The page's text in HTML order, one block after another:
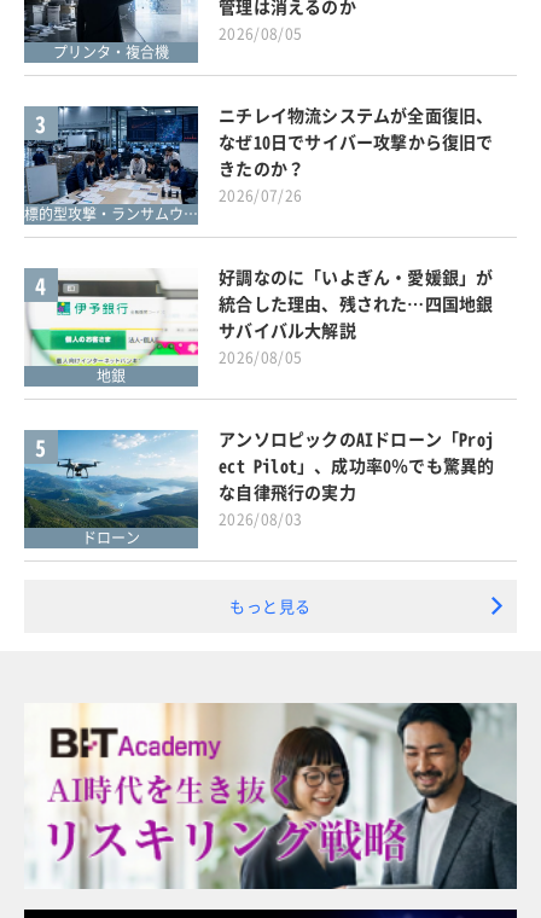
プリンタ・複合機
管理は消えるのか
2026/08/05
3
標的型攻撃・ランサムウェア対策
ニチレイ物流システムが全面復旧、
なぜ10日でサイバー攻撃から復旧で
きたのか？
2026/07/26
4
地銀
好調なのに「いよぎん・愛媛銀」が
統合した理由、残された…四国地銀
サバイバル大解説
2026/08/05
5
ドローン
アンソロピックのAIドローン「Proj
ect Pilot」、成功率0％でも驚異的
な自律飛行の実力
2026/08/03
もっと見る